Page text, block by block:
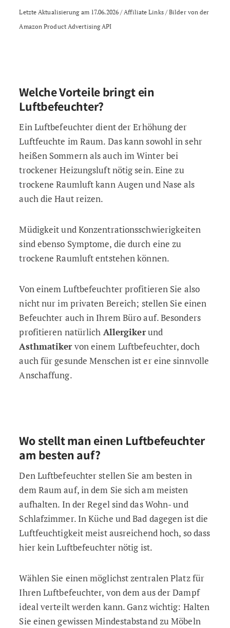
Letzte Aktualisierung am 17.06.2026 / Affiliate Links / Bilder von der
Amazon Product Advertising API
Welche Vorteile bringt ein
Luftbefeuchter?
Ein Luftbefeuchter dient der Erhöhung der
Luftfeuchte im Raum. Das kann sowohl in sehr
heißen Sommern als auch im Winter bei
trockener Heizungsluft nötig sein. Eine zu
trockene Raumluft kann Augen und Nase als
auch die Haut reizen.
Müdigkeit und Konzentrationsschwierigkeiten
sind ebenso Symptome, die durch eine zu
trockene Raumluft entstehen können.
Von einem Luftbefeuchter profitieren Sie also
nicht nur im privaten Bereich; stellen Sie einen
Befeuchter auch in Ihrem Büro auf. Besonders
profitieren natürlich Allergikerund
Asthmatikervon einem Luftbefeuchter, doch
auch für gesunde Menschen ist er eine sinnvolle
Anschaffung.
Wo stellt man einen Luftbefeuchter
am besten auf?
Den Luftbefeuchter stellen Sie am besten in
dem Raum auf, in dem Sie sich am meisten
aufhalten. In der Regel sind das Wohn- und
Schlafzimmer. In Küche und Bad dagegen ist die
Luftfeuchtigkeit meist ausreichend hoch, so dass
hier kein Luftbefeuchter nötig ist.
Wählen Sie einen möglichst zentralen Platz für
Ihren Luftbefeuchter, von dem aus der Dampf
ideal verteilt werden kann. Ganz wichtig: Halten
Sie einen gewissen Mindestabstand zu Möbeln